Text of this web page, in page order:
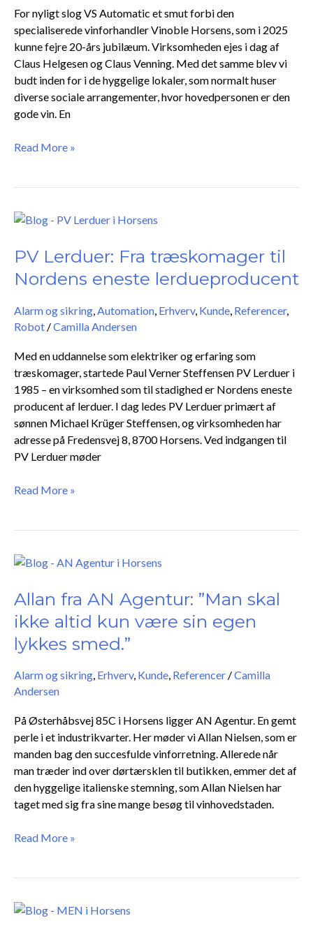
For nyligt slog VS Automatic et smut forbi den
specialiserede vinforhandler Vinoble Horsens, som i 2025
kunne fejre 20-års jubilæum. Virksomheden ejes i dag af
Claus Helgesen og Claus Venning. Med det samme blev vi
budt inden for i de hyggelige lokaler, som normalt huser
diverse sociale arrangementer, hvor hovedpersonen er den
gode vin. En
opleves.”
Read More »
PV Lerduer: Fra træskomager til
Nordens eneste lerdueproducent
Alarm og sikring Automation Erhverv, Kunde Referencer,
Robot /Camilla Andersen
Med en uddannelse som elektriker og erfaring som
træskomager, startede Paul Verner Steffensen PV Lerduer i
1985 – en virksomhed som til stadighed er Nordens eneste
producent af lerduer. I dag ledes PV Lerduer primært af
sønnen Michael Krüger Steffensen, og virksomheden har
adresse på Fredensvej 8, 8700 Horsens. Ved indgangen til
PV Lerduer møder
PV
Fra
til
eneste
lerdueproducent
Read More »
Allan fra AN Agentur: ”Man skal
ikke altid kun være sin egen
lykkes smed.”
Alarm og sikring, Erhverv, Kunde, Referencer /Camilla
Andersen
På Østerhåbsvej 85C i Horsens ligger AN Agentur. En gemt
perle i et industrikvarter. Her møder vi Allan Nielsen, som er
manden bag den succesfulde vinforretning. Allerede når
man træder ind over dørtærsklen til butikken, emmer det af
den hyggelige italienske stemning, som Allan Nielsen har
taget med sig fra sine mange besøg til vinhovedstaden.
Allan
AN
”Man
skal
altid
kun
sin
egen
lykkes
smed.”
Read More »
Fra